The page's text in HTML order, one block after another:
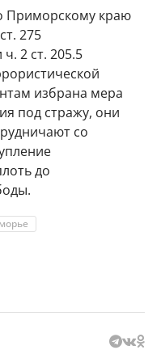
Приморскому краю
275
2 ст. 205.5
избрана мера
под стражу, они
со
до